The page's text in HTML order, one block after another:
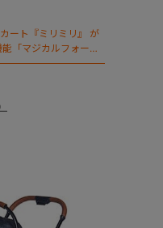
ート『ミリミリ』 が
「マジカルフォール